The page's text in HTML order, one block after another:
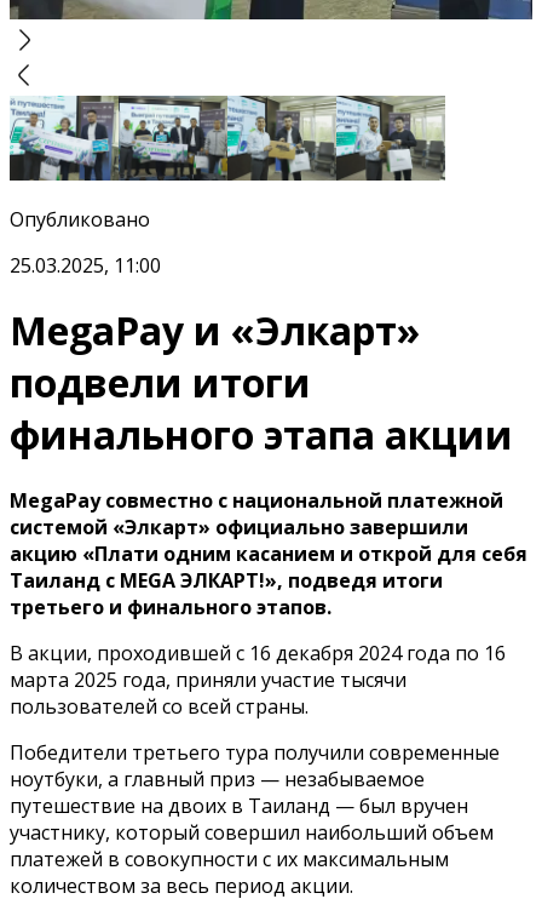
Опубликовано
25.03.2025, 11:00
MegaPay и «Элкарт»
подвели итоги
финального этапа акции
MegaPay совместно с национальной платежной
системой «Элкарт» официально завершили
акцию «Плати одним касанием и открой для себя
Таиланд с MEGA ЭЛКАРТ!», подведя итоги
третьего и финального этапов.
В акции, проходившей с 16 декабря 2024 года по 16
марта 2025 года, приняли участие тысячи
пользователей со всей страны.
Победители третьего тура получили современные
ноутбуки, а главный приз — незабываемое
путешествие на двоих в Таиланд — был вручен
участнику, который совершил наибольший объем
платежей в совокупности с их максимальным
количеством за весь период акции.